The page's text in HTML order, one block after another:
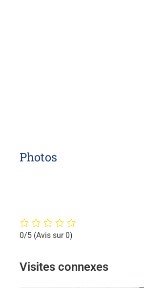
Photos
0/5 (Avis sur 0)
Visites connexes